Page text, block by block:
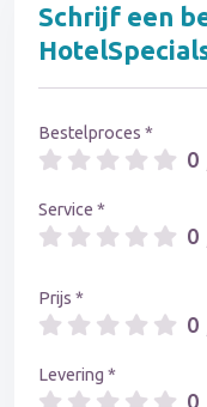
Schrijf een
Bestelproces *
0
Service *
0
Prijs *
0
Levering *
0